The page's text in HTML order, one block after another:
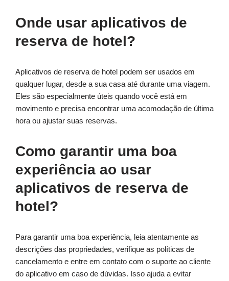
Onde usar aplicativos de
reserva de hotel?
Aplicativos de reserva de hotel podem ser usados em
qualquer lugar, desde a sua casa até durante uma viagem.
Eles são especialmente úteis quando você está em
movimento e precisa encontrar uma acomodação de última
hora ou ajustar suas reservas.
Como garantir uma boa
experiência ao usar
aplicativos de reserva de
hotel?
Para garantir uma boa experiência, leia atentamente as
descrições das propriedades, verifique as políticas de
cancelamento e entre em contato com o suporte ao cliente
do aplicativo em caso de dúvidas. Isso ajuda a evitar